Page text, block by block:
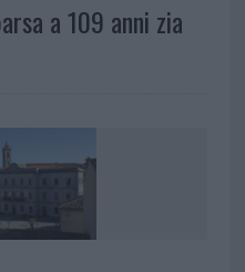
a 109 anni zia